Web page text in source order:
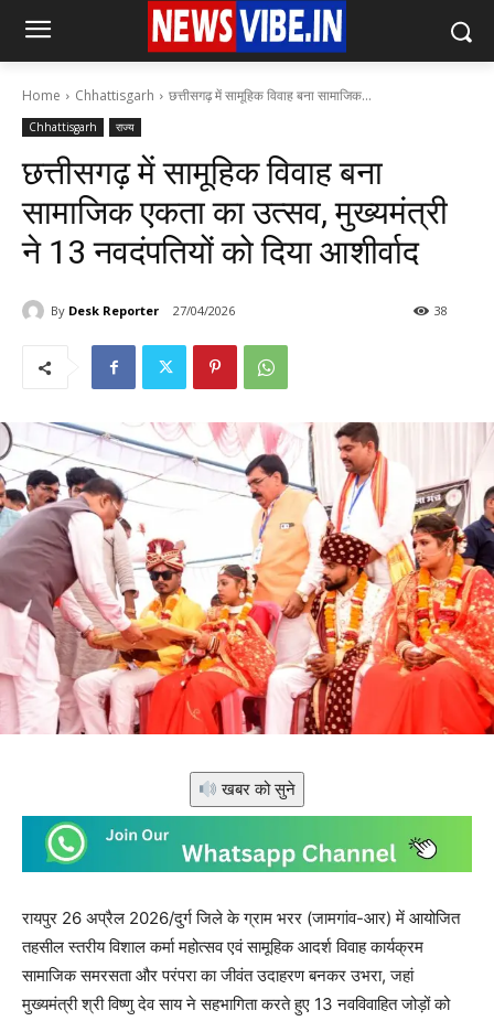
Home Chhattisgarh छत्तीसगढ़ में सामूहिक विवाह बना सामाजिक...
Chhattisgarh राज्य
छत्तीसगढ़ में सामूहिक विवाह बना
सामाजिक एकता का उत्सव, मुख्यमंत्री
ने 13 नवदंपतियों को दिया आशीर्वाद
By Desk Reporter 27/04/2026 38
खबर को सुने
रायपुर 26 अप्रैल 2026/दुर्ग जिले के ग्राम भरर (जामगांव-आर) में आयोजित
तहसील स्तरीय विशाल कर्मा महोत्सव एवं सामूहिक आदर्श विवाह कार्यक्रम
सामाजिक समरसता और परंपरा का जीवंत उदाहरण बनकर उभरा, जहां
मुख्यमंत्री श्री विष्णु देव साय ने सहभागिता करते हुए 13 नवविवाहित जोड़ों को